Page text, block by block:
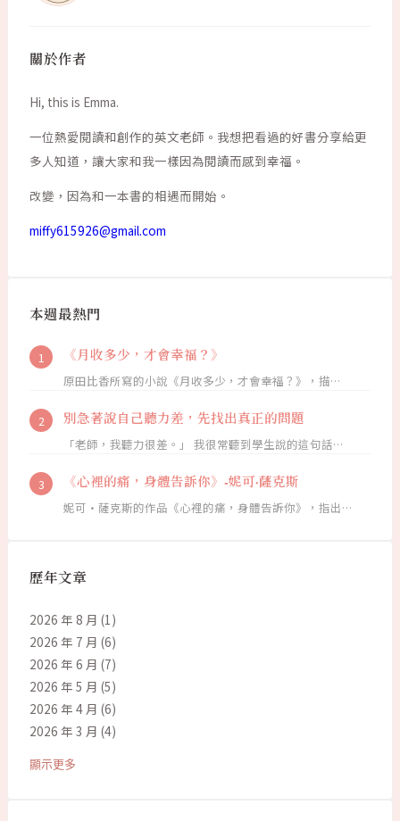
關於作者
Hi, this is Emma.
一位熱愛閱讀和創作的英文老師。我想把看過的好書分享給更
多人知道，讓大家和我一樣因為閱讀而感到幸福。
改變，因為和一本書的相遇而開始。
miffy615926@gmail.com
本週最熱門
《月收多少，才會幸福？》
原田比香所寫的小說《月收多少，才會幸福？》，描…
別急著說自己聽力差，先找出真正的問題
「老師，我聽力很差。」 我很常聽到學生說的這句話…
《心裡的痛，身體告訴你》-妮可·薩克斯
妮可·薩克斯的作品《心裡的痛，身體告訴你》，指出…
歷年文章
2026 年 8 月 (1)
2026 年 7 月 (6)
2026 年 6 月 (7)
2026 年 5 月 (5)
2026 年 4 月 (6)
2026 年 3 月 (4)
顯示更多